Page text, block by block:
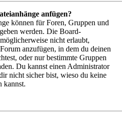
anfügen?
können für Foren, Gruppen und
werden. Die Board-
nicht erlaubt,
anzufügen, in dem du deinen
oder nur bestimmte Gruppen
Du kannst einen Administrator
nicht sicher bist, wieso du keine
kannst.